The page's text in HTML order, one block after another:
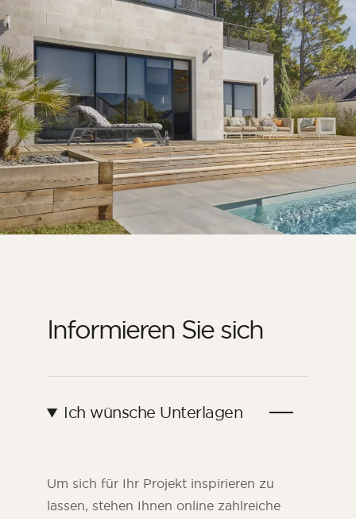
Zimmer
Küche
Badezimmer
ALLE INNENRÄUME
Pro Außenbereich
Fassade
Terrasse
Swimmingpool
Informieren Sie sich
Ich wünsche Unterlagen
Um sich für Ihr Projekt inspirieren zu
lassen, stehen Ihnen online zahlreiche